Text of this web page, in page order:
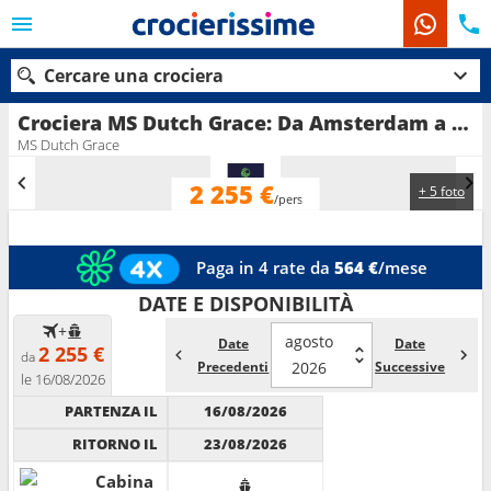
Crociera MS Dutch Grace: Da Amsterdam a Basilea nel cuore dell’Europa in partenza da Amsterdam
MS Dutch Grace
+ 5 foto
2 255 €/pers
Paga in 4 rate da 564 €/mese
DATE E DISPONIBILITÀ
+
da2 255 €
le 16/08/2026
Date
Precedenti
agosto
2026
Date
Successive
PARTENZA IL
RITORNO IL
Cabina
16/08/2026
23/08/2026
Cercare una crociera
Le nostre destinazioni
Mesi di partenza
Porti Compagnie
Ricerca